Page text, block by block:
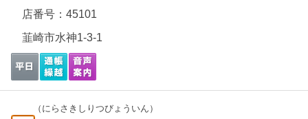
店番号：45101
韮崎市水神1-3-1
（にらさきしりつびょういん）